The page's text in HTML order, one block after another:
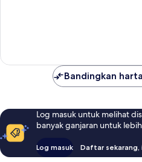
Bandingkan
Log masuk untuk melihat
banyak ganjaran untuk
Log masuk Daftar sekarang,